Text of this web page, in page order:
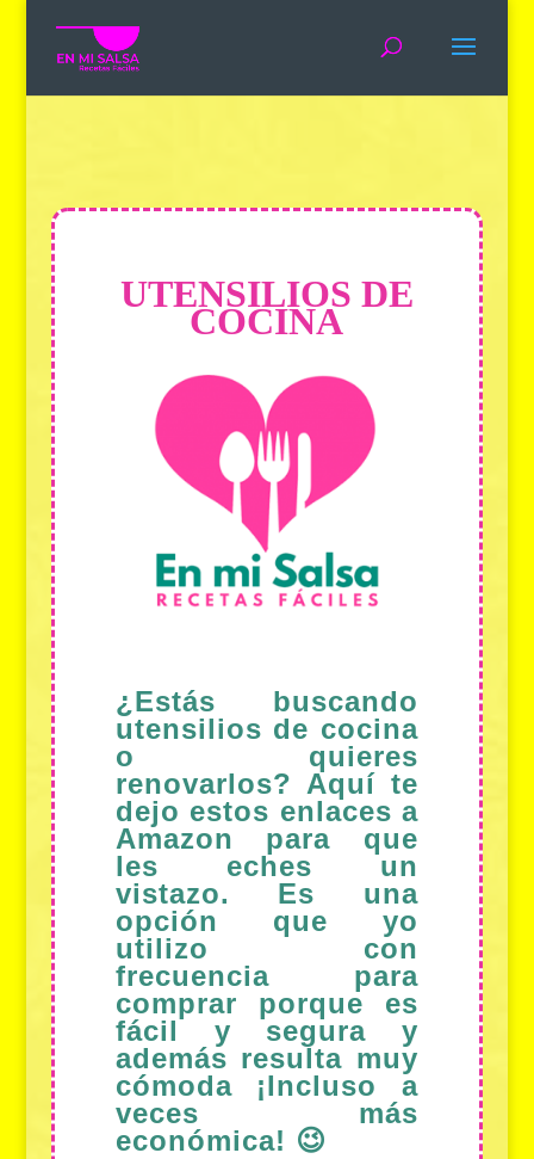
UTENSILIOS DE
COCINA
¿Estás buscando
utensilios de cocina
o quieres
renovarlos? Aquí te
dejo estos enlaces a
Amazon para que
les eches un
vistazo. Es una
opción que yo
utilizo con
frecuencia para
comprar porque es
fácil y segura y
además resulta muy
cómoda ¡Incluso a
veces más
económica! 😉